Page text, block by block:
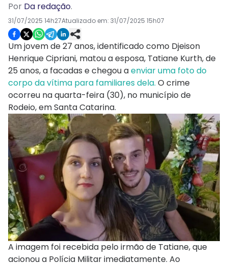
Por Da redação.
31/07/2025 14h27Atualizado em: 31/07/2025 15h07
Um jovem de 27 anos, identificado como Djeison
Henrique Cipriani, matou a esposa, Tatiane Kurth, de
25 anos, a facadas e chegou aenviar uma foto do
corpo da vítima para familiares dela. O crime
ocorreu na quarta-feira (30), no município de
Rodeio, em Santa Catarina.
A imagem foi recebida pelo irmão de Tatiane, que
acionou a Polícia Militar imediatamente. Ao